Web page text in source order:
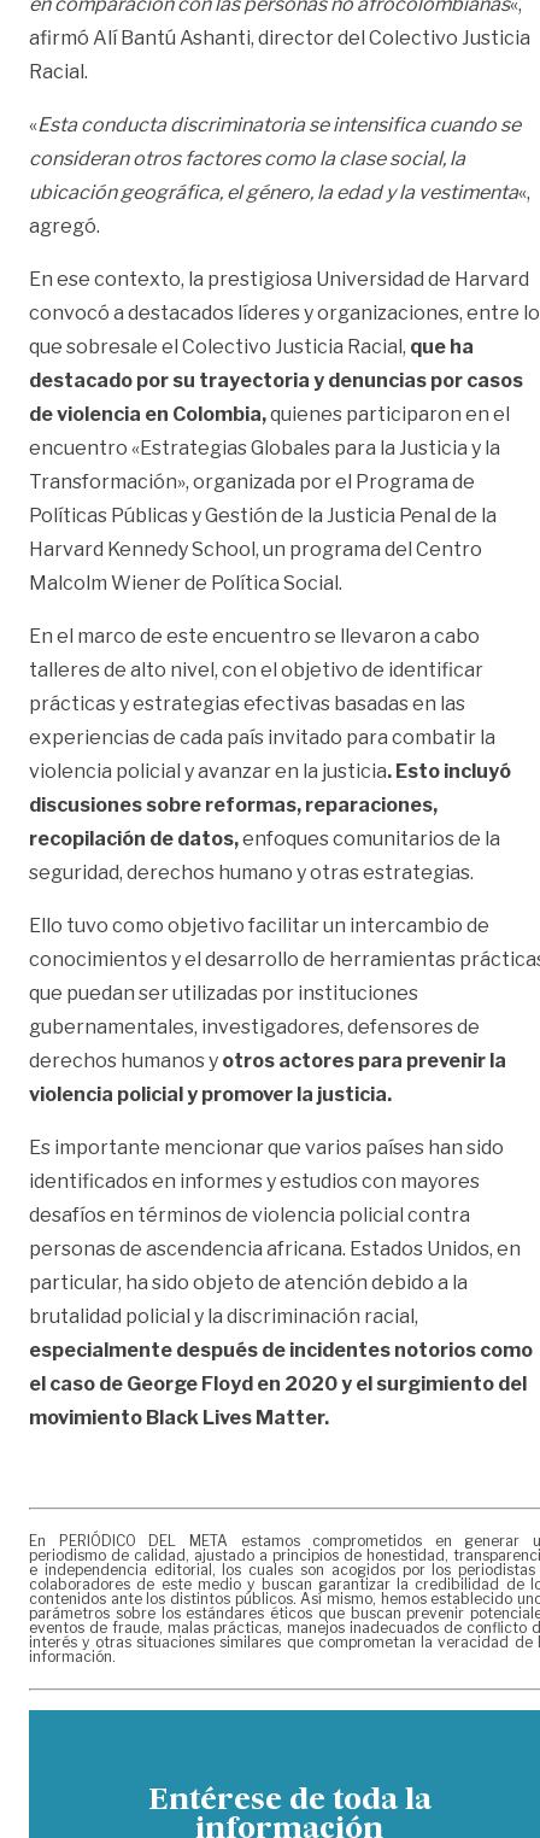
afirmó Alí Bantú Ashanti, director del Colectivo Justicia
Racial.
«Esta conducta discriminatoria se intensifica cuando se
consideran otros factores como la clase social, la
ubicación geográfica, el género, la edad y la vestimenta«,
agregó.
En ese contexto, la prestigiosa Universidad de Harvard
convocó a destacados líderes y organizaciones, entre
que sobresale el Colectivo Justicia Racial, que ha
destacado por su trayectoria y denuncias por casos
de violencia en Colombia,quienes participaron en el
encuentro «Estrategias Globales para la Justicia y la
Transformación», organizada por el Programa de
Políticas Públicas y Gestión de la Justicia Penal de la
Harvard Kennedy School, un programa del Centro
Malcolm Wiener de Política Social.
En el marco de este encuentro se llevaron a cabo
talleres de alto nivel, con el objetivo de identificar
prácticas y estrategias efectivas basadas en las
experiencias de cada país invitado para combatir la
violencia policial y avanzar en la justicia. Esto incluyó
discusiones sobre reformas, reparaciones,
recopilación de datos,enfoques comunitarios de la
seguridad, derechos humano y otras estrategias.
Ello tuvo como objetivo facilitar un intercambio de
conocimientos y el desarrollo de herramientas
que puedan ser utilizadas por instituciones
gubernamentales, investigadores, defensores de
derechos humanos y otros actores para prevenir la
violencia policial y promover la justicia.
Es importante mencionar que varios países han sido
identificados en informes y estudios con mayores
desafíos en términos de violencia policial contra
personas de ascendencia africana. Estados Unidos, en
particular, ha sido objeto de atención debido a la
brutalidad policial y la discriminación racial,
especialmente después de incidentes notorios como
el caso de George Floyd en 2020 y el surgimiento del
movimiento Black Lives Matter.
En PERIÓDICO DEL META estamos comprometidos en generar
periodismo de calidad, ajustado a principios de honestidad,
e independencia editorial, los cuales son acogidos por los periodistas
colaboradores de este medio y buscan garantizar la credibilidad de
contenidos ante los distintos públicos. Así mismo, hemos establecido
parámetros sobre los estándares éticos que buscan prevenir
eventos de fraude, malas prácticas, manejos inadecuados de conflicto
interés y otras situaciones similares que comprometan la veracidad de
información.
Entérese de toda la
información